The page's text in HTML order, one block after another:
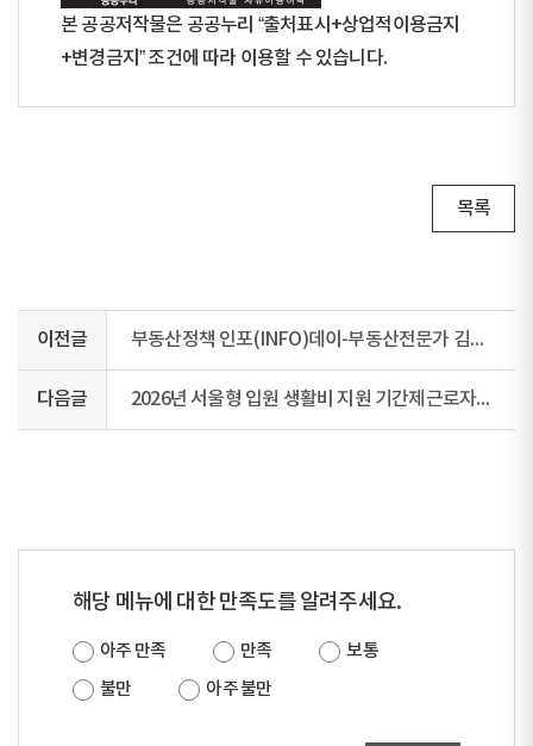
본 공공저작물은 공공누리 “출처표시+상업적이용금지
+변경금지” 조건에 따라 이용할 수 있습니다.
목록
이전글 부동산정책 인포(INFO)데이-부동산전문가 김인만 소장 초청
다음글 2026년 서울형 입원 생활비 지원 기간제근로자 채용 공고
해당 메뉴에 대한 만족도를 알려주세요.
아주 만족 만족
보통
불만
아주 불만